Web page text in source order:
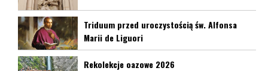
Triduum przed uroczystością św. Alfonsa
Marii de Liguori
Rekolekcje oazowe 2026